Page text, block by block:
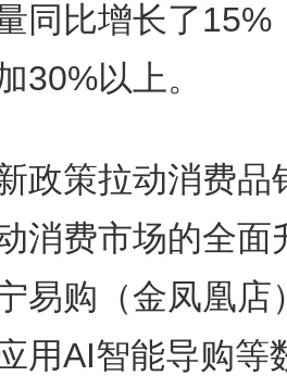
同比增长了15%
30%以上。
策拉动消费品
消费市场的全面
易购（金凤凰店
用AI智能导购等